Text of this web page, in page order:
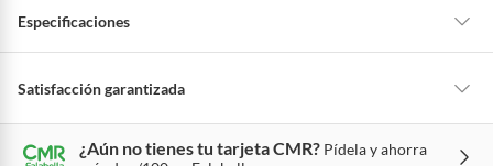
Especificaciones
Detalle de la garantía
Alto 16 cm
Satisfacción garantizada
La mayoría de los productos tienen30 días desde que los recibes para
hacer una devolución.
¿Aún no tienes tu tarjeta CMR? Pídela y ahorra